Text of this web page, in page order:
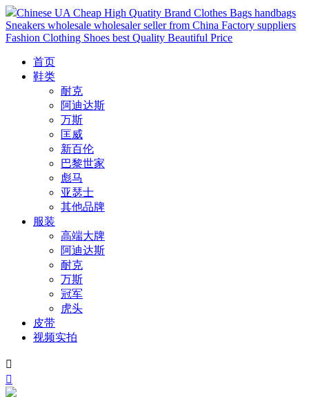
Chinese UA Cheap High Quatity Brand Clothes Bags handbags
Sneakers wholesale wholesaler seller from China Factory suppliers
Fashion Clothing Shoes best Quality Beautiful Price
首页
鞋类
耐克
阿迪达斯
万斯
匡威
新百伦
巴黎世家
彪马
亚瑟士
其他品牌
服装
高端大牌
阿迪达斯
耐克
万斯
冠军
虎头
皮带
视频实拍

